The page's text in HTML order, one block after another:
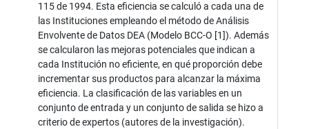
115 de 1994. Esta eficiencia se calculó a cada una de
las Instituciones empleando el método de Análisis
Envolvente de Datos DEA (Modelo BCC-O [1]). Además
se calcularon las mejoras potenciales que indican a
cada Institución no eficiente, en qué proporción debe
incrementar sus productos para alcanzar la máxima
eficiencia. La clasificación de las variables en un
conjunto de entrada y un conjunto de salida se hizo a
criterio de expertos (autores de la investigación).